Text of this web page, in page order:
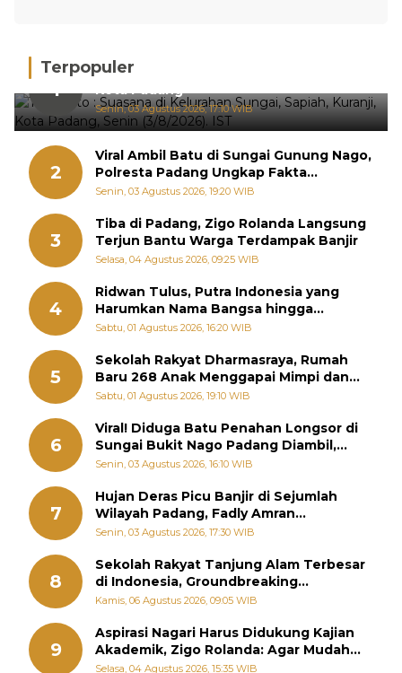
Terpopuler
1
Hujan Deras, 15 Titik Banjir Terdeteksi di
Kota Padang
Senin, 03 Agustus 2026, 17:10 WIB
2
Viral Ambil Batu di Sungai Gunung Nago,
Polresta Padang Ungkap Fakta
Sebenarnya
Senin, 03 Agustus 2026, 19:20 WIB
3
Tiba di Padang, Zigo Rolanda Langsung
Terjun Bantu Warga Terdampak Banjir
Selasa, 04 Agustus 2026, 09:25 WIB
4
Ridwan Tulus, Putra Indonesia yang
Harumkan Nama Bangsa hingga
Diabadikan dalam Buku Jepang
Sabtu, 01 Agustus 2026, 16:20 WIB
5
Sekolah Rakyat Dharmasraya, Rumah
Baru 268 Anak Menggapai Mimpi dan
Memutus Rantai Kemiskinan
Sabtu, 01 Agustus 2026, 19:10 WIB
6
Viral! Diduga Batu Penahan Longsor di
Sungai Bukit Nago Padang Diambil,
Warga Khawatir Bencana Terulang
Senin, 03 Agustus 2026, 16:10 WIB
7
Hujan Deras Picu Banjir di Sejumlah
Wilayah Padang, Fadly Amran
Perintahkan OPD Siaga
Senin, 03 Agustus 2026, 17:30 WIB
8
Sekolah Rakyat Tanjung Alam Terbesar
di Indonesia, Groundbreaking
September
Kamis, 06 Agustus 2026, 09:05 WIB
9
Aspirasi Nagari Harus Didukung Kajian
Akademik, Zigo Rolanda: Agar Mudah
Diperjuangkan di Kementerian
Selasa, 04 Agustus 2026, 15:35 WIB